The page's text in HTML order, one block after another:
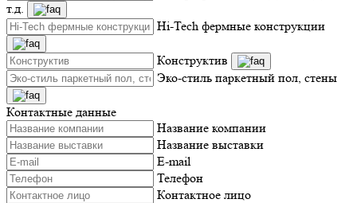
т.д.
Hi-Tech фермные конструкции
Конструктив
Эко-стиль паркетный пол, стены
Контактные данные
Название компании
Название выставки
E-mail
Телефон
Контактное лицо